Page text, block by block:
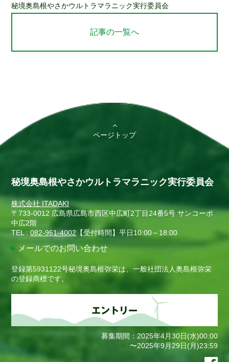
秘境奥島根やさかウルトラマラニック実行委員会
記事の一覧へ
ページトップ
秘境奥島根やさかウルトラマラニック実行委員会
株式会社 ITADAKI
〒733-0012 広島県広島市西区中広町2丁目24番5号 サンコーポ
中広2階
TEL :082-961-4002 【受付時間】平日10:00～18:00
メールでのお問い合わせ
登録第5931122号秘境奥島根弥栄は、一般社団法人奥島根弥栄
の登録商標です。
募集期間：2025年4月30日(水)00:00
〜2025年9月29日(月)23:59